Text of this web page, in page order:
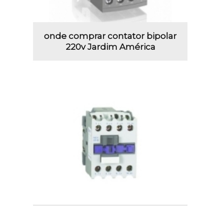
onde comprar contator bipolar
220v Jardim América